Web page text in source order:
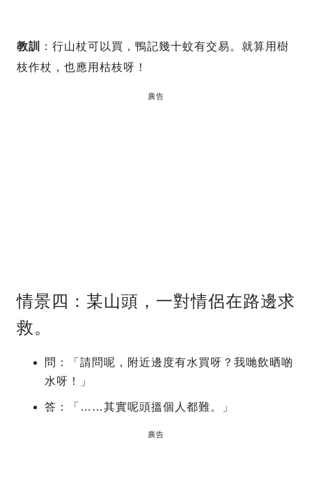
教訓
：行山杖可以買，鴨記幾十蚊有交易。就算用樹
枝作杖，也應用枯枝呀！
廣告
情景四：某山頭，一對情侶在路邊求
救。
問：「請問呢，附近邊度有水買呀？我哋飲晒啲
水呀！」
答：「……其實呢頭搵個人都難。」
廣告